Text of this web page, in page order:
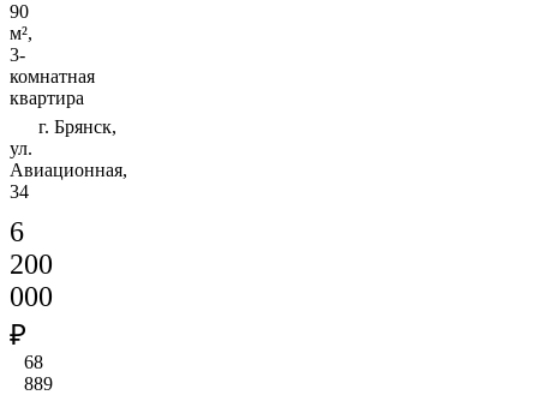
90
м²,
3-
комнатная
квартира
г. Брянск,
ул.
Авиационная,
34
6
200
000
₽
68
889